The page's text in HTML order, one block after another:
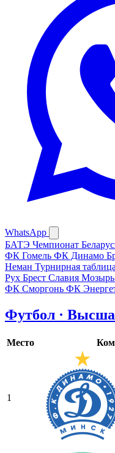
WhatsApp
БАТЭ Чемпионат
ФК Гомель ФК Динамо
Неман Турнирная
Рух Брест Славия Мозырь
ФК Сморгонь ФК
Футбол ·
Место
1